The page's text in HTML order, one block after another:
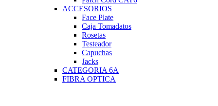
ACCESORIOS
Face Plate
Caja Tomadatos
Rosetas
Testeador
Capuchas
Jacks
CATEGORIA 6A
FIBRA OPTICA